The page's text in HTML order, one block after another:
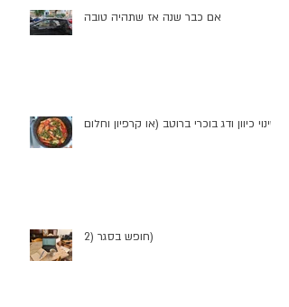
אם כבר שנה אז שתהיה טובה
חופש בסגר (2)